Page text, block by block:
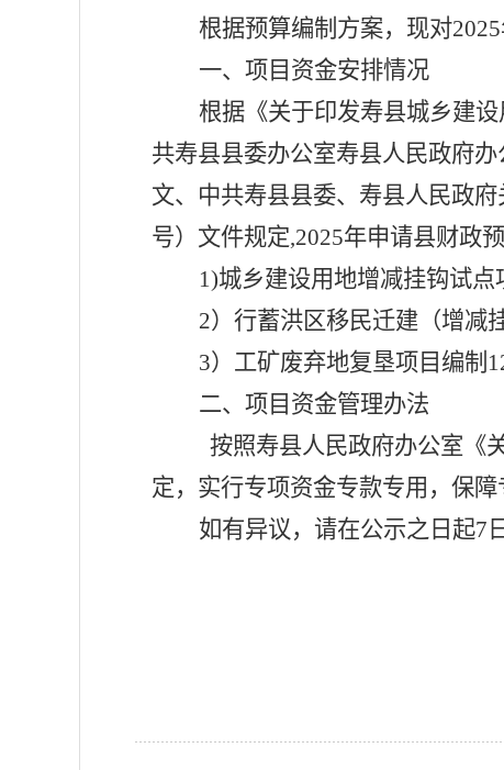
根据预算编制方案，现对2025
一、项目资金安排情况
根据《关于印发寿县城乡建
共寿县县委办公室寿县人民政府
文、中共寿县县委、寿县人民政府
号）文件规定,2025年申请县财政
1)城乡建设用地增减挂钩试点
2）行蓄洪区移民迁建（增减
3）工矿废弃地复垦项目编制
二、项目资金管理办法
按照寿县人民政府办公室《
定， 实行专项资金专款专用，保障
如有异议，请在公示之日起7